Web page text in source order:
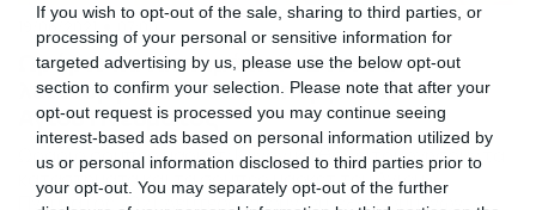
If you wish to opt-out of the sale, sharing to third parties, or
processing of your personal or sensitive information for
targeted advertising by us, please use the below opt-out
section to confirm your selection. Please note that after your
opt-out request is processed you may continue seeing
interest-based ads based on personal information utilized by
us or personal information disclosed to third parties prior to
your opt-out. You may separately opt-out of the further
19/06/2021 07:00
Ωράριο καταστημάτων: Έτσι θα
λειτουργήσουν τα σούπερ μάρκετ του
Αγίου Πνεύματος
Ωράριο σούπερ μάρκετ: Κανονικά θα λειτουργήσουν τα
καταστήματα και τα σούπερ μάρκετ του Αγίου
Πνεύματος 2021, Δευτέρα 21 Ιουνίου, εξαιρουμένων